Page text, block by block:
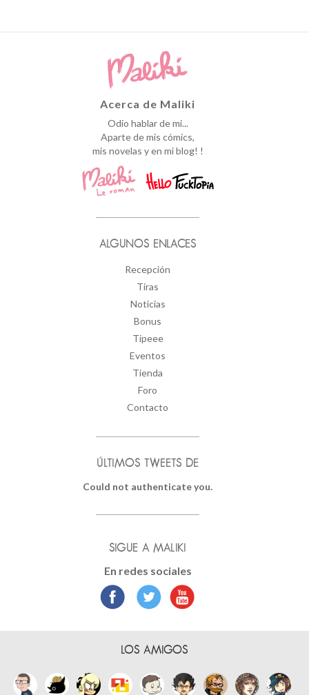
Acerca de Maliki
Odio hablar de mi...
Aparte de mis cómics,
mis novelas y en mi blog! !
ALGUNOS ENLACES
Recepción
Tiras
Noticias
Bonus
Tipeee
Eventos
Tienda
Foro
Contacto
ÚLTIMOS TWEETS DE
Could not authenticate you.
SIGUE A MALIKI
En redes sociales
LOS AMIGOS